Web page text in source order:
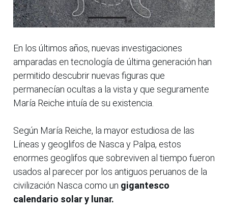
En los últimos años, nuevas investigaciones
amparadas en tecnología de última generación han
permitido descubrir nuevas figuras que
permanecían ocultas a la vista y que seguramente
María Reiche intuía de su existencia.
Según María Reiche, la mayor estudiosa de las
Líneas y geoglifos de Nasca y Palpa, estos
enormes geoglifos que sobreviven al tiempo fueron
usados al parecer por los antiguos peruanos de la
civilización Nasca como un gigantesco
calendario solar y lunar.